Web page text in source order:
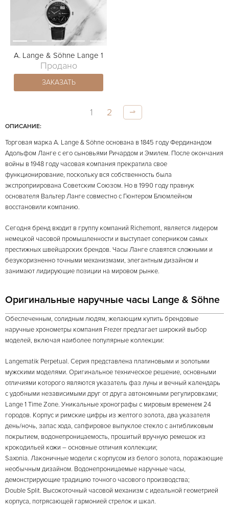
A. Lange & Söhne Lange 1
Продано
ЗАКАЗАТЬ
1 2
ОПИСАНИЕ:
Торговая марка A. Lange & Söhne основана в 1845 году Фердинандом
Адольфом Ланге с его сыновьями Ричардом и Эмилем. После окончания
войны в 1948 году часовая компания прекратила свое
функционирование, поскольку вся собственность была
экспроприирована Советским Союзом. Но в 1990 году правнук
основателя Вальтер Ланге совместно с Гюнтером Блюмлейном
восстановили компанию.
Сегодня бренд входит в группу компаний Richemont, является лидером
немецкой часовой промышленности и выступает соперником самых
престижных швейцарских брендов. Часы Ланге славятся сложными и
безукоризненно точными механизмами, элегантным дизайном и
занимают лидирующие позиции на мировом рынке.
Оригинальные наручные часы Lange & Söhne
Обеспеченным, солидным людям, желающим купить брендовые
наручные хронометры компания Frezer предлагает широкий выбор
моделей, включая наиболее популярные коллекции:
Langematik Perpetual. Серия представлена платиновыми и золотыми
мужскими моделями. Оригинальное техническое решение, основными
отличиями которого являются указатель фаз луны и вечный календарь
с удобными независимыми друг от друга автономными регулировками;
Lange 1 Time Zone. Уникальные хронографы с мировым временем 24
городов. Корпус и римские цифры из желтого золота, два указателя
день/ночь, запас хода, сапфировое выпуклое стекло с антибликовым
покрытием, водонепроницаемость, прошитый вручную ремешок из
крокодильей кожи – основные отличия коллекции;
Saxonia. Лаконичные модели с корпусом из белого золота, поражающие
необычным дизайном. Водонепроницаемые наручные часы,
демонстрирующие традицию точного часового производства;
Double Split. Высокоточный часовой механизм с идеальной геометрией
корпуса, потрясающей гармонией стрелок и шкал.